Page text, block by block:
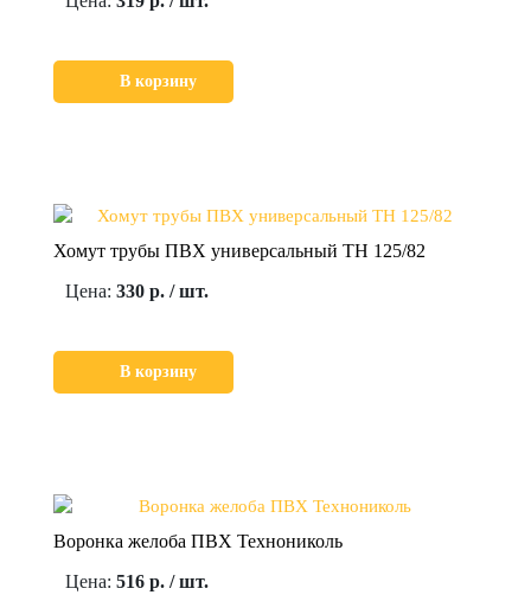
В корзину
Хомут трубы ПВХ универсальный ТН 125/82
Цена: 330 р. / шт.
В корзину
Воронка желоба ПВХ Технониколь
Цена: 516 р. / шт.